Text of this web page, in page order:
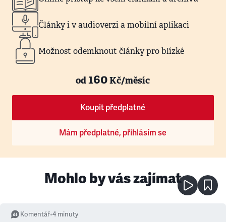
Články i v audioverzi a mobilní aplikaci
Možnost odemknout články pro blízké
od160Kč/měsíc
Koupit předplatné
Mám předplatné, přihlásím se
Mohlo by vás zajímat
Komentář•4 minuty